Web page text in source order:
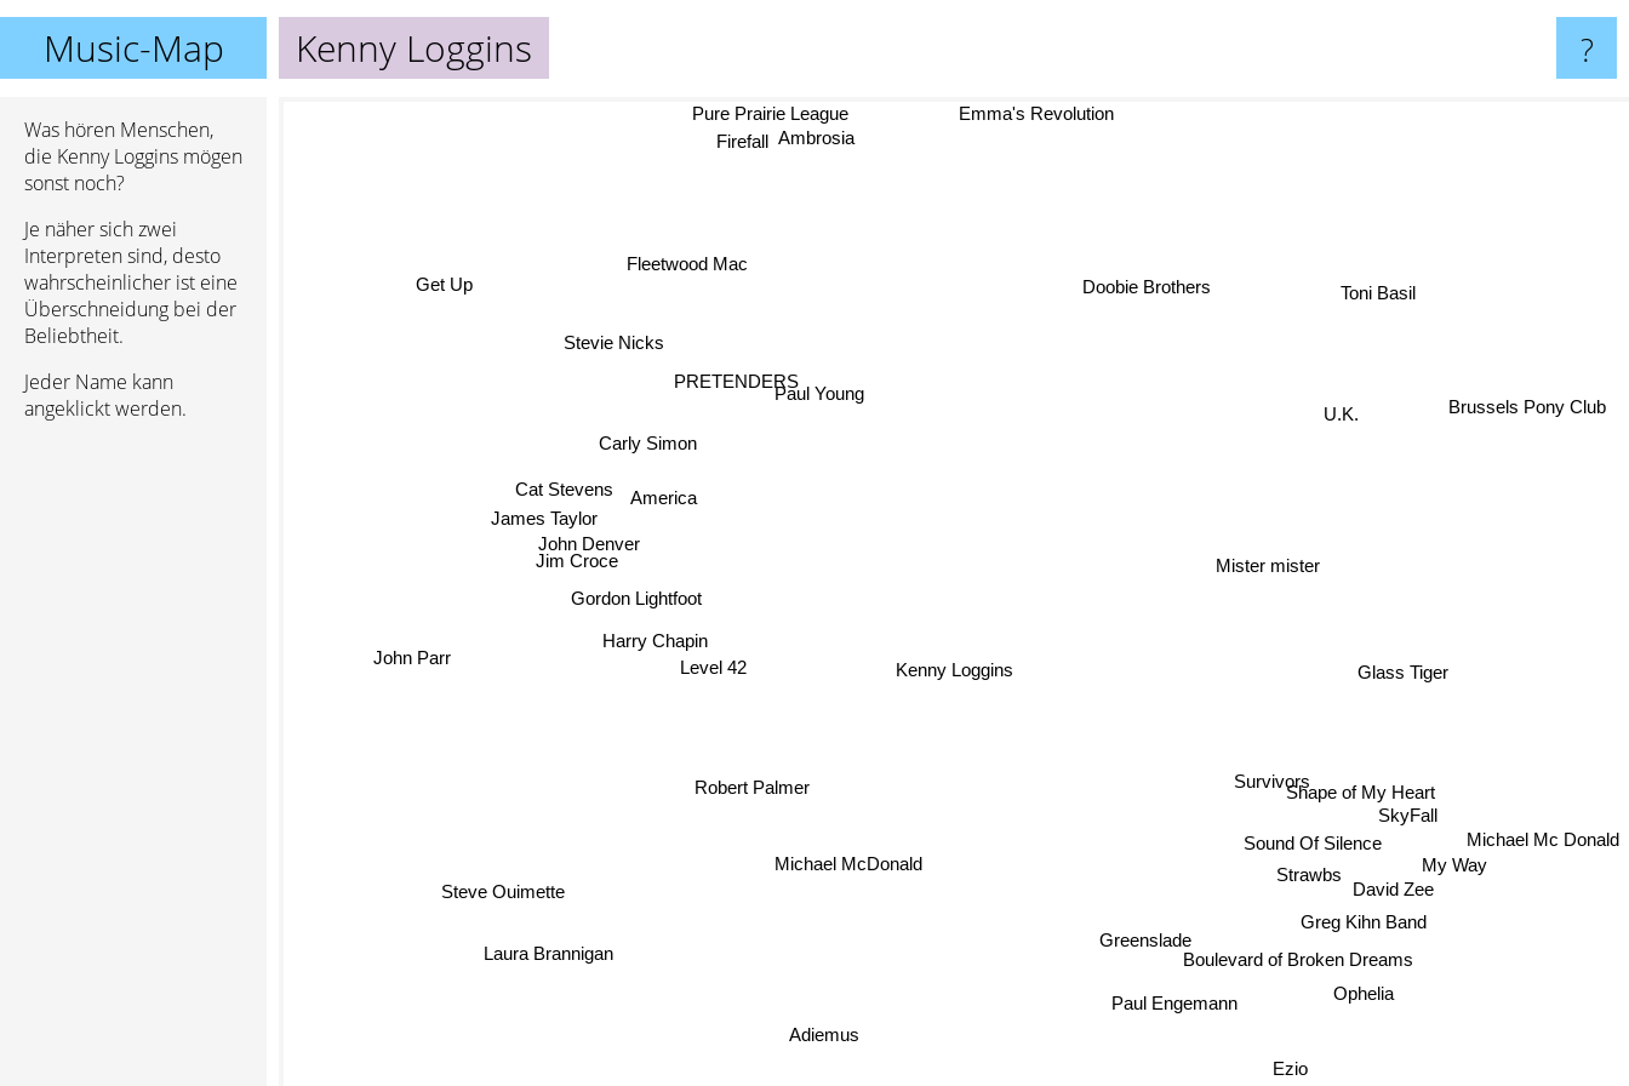
Music-Map Kenny Loggins ?
Was hören Menschen,
die Kenny Loggins mögen
sonst noch?
Je näher sich zwei
Interpreten sind, desto
wahrscheinlicher ist eine
Überschneidung bei der
Beliebtheit.
Jeder Name kann
angeklickt werden.
Kenny Loggins
Michael McDonald
Survivors
Level 42
Robert Palmer
Harry Chapin
Gordon Lightfoot
America
John Denver
Carly Simon
Paul Young
Jim Croce
James Taylor
PRETENDERS
Shape of My Heart
Mister mister
Cat Stevens
Sound Of Silence
Greenslade
Adiemus
Stevie Nicks
Strawbs
Doobie Brothers
SkyFall
Steve Ouimette
Paul Engemann
Boulevard of Broken Dreams
David Zee
Glass Tiger
Ambrosia
Laura Brannigan
Ophelia
Greg Kihn Band
My Way
Firefall
John Parr
Ezio
Michael Mc Donald
Toni Basil
Fleetwood Mac
Pure Prairie League
Brussels Pony Club
Emma's Revolution
Get Up